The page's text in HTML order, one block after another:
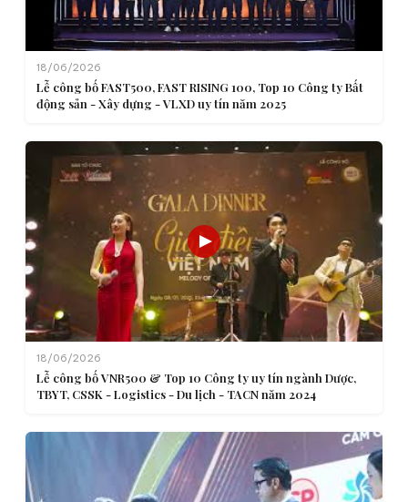
18/06/2026
Lễ công bố FAST500, FAST RISING 100, Top 10 Công ty Bất
động sản - Xây dựng - VLXD uy tín năm 2025
18/06/2026
Lễ công bố VNR500 & Top 10 Công ty uy tín ngành Dược,
TBYT, CSSK - Logistics - Du lịch - TACN năm 2024